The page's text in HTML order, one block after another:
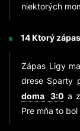
niektorých
14 Ktorý
Zápas Ligy
drese Sparty
doma 3:0 a
Pre mňa to